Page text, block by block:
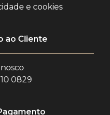
e cookies
ao Cliente
0829